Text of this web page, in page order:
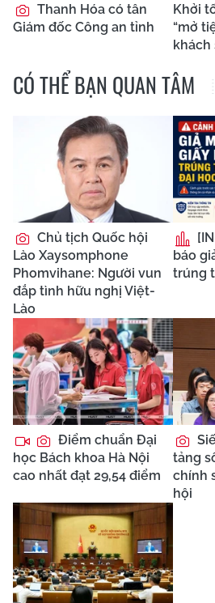
Thanh Hóa có tân
Giám đốc Công an tỉnh
Khởi
“mở
khách
CÓ THỂ BẠN QUAN TÂM
Chủ tịch Quốc hội
Lào Xaysomphone
Phomvihane: Người vun
đắp tình hữu nghị Việt-
Lào
báo
trúng
Điểm chuẩn Đại
học Bách khoa Hà Nội
cao nhất đạt 29,54 điểm
tảng
chính
hội